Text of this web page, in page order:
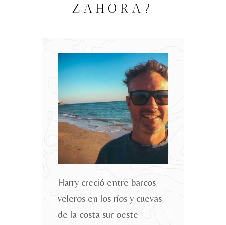
ZAHORA?
Harry creció entre barcos
veleros en los ríos y cuevas
de la costa sur oeste